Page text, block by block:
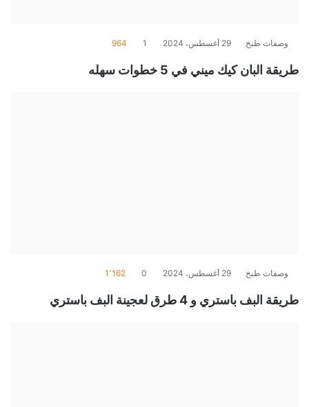
وصفات طبخ 29 أغسطس، 2024 1
964
طريقة البان كيك ميني في 5 خطوات سهله
وصفات طبخ 29 أغسطس، 2024 0 1٬162
طريقة البف باستري و 4 طرق لعجينة البف باستري